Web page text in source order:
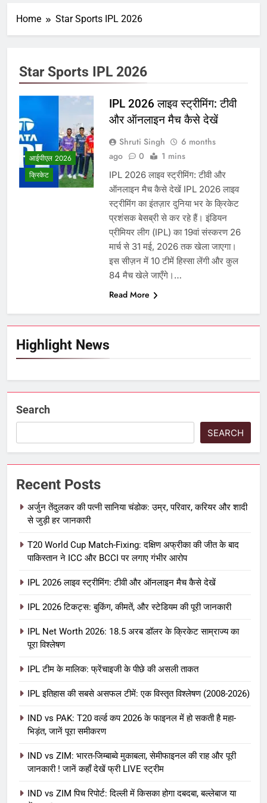
Home Star Sports IPL 2026
Highlight News
Star Sports IPL 2026
आईपीएल 2026
क्रिकेट
IPL 2026 लाइव स्ट्रीमिंग: टीवी
और ऑनलाइन मैच कैसे देखें
Shruti Singh
6 months
ago
0 1 mins
IPL 2026 लाइव स्ट्रीमिंग: टीवी और
ऑनलाइन मैच कैसे देखें IPL 2026 लाइव
स्ट्रीमिंग का इंतज़ार दुनिया भर के क्रिकेट
प्रशंसक बेसब्री से कर रहे हैं। इंडियन
प्रीमियर लीग (IPL) का 19वां संस्करण 26
मार्च से 31 मई, 2026 तक खेला जाएगा।
इस सीज़न में 10 टीमें हिस्सा लेंगी और कुल
84 मैच खेले जाएँगे।…
Read More
Search
SEARCH
Recent Posts
अर्जुन तेंदुलकर की पत्नी सानिया चंडोक: उम्र, परिवार, करियर और शादी
से जुड़ी हर जानकारी
T20 World Cup Match-Fixing: दक्षिण अफ्रीका की जीत के बाद
पाकिस्तान ने ICC और BCCI पर लगाए गंभीर आरोप
IPL 2026 लाइव स्ट्रीमिंग: टीवी और ऑनलाइन मैच कैसे देखें
IPL 2026 टिकट्स: बुकिंग, कीमतें, और स्टेडियम की पूरी जानकारी
IPL Net Worth 2026: 18.5 अरब डॉलर के क्रिकेट साम्राज्य का
पूरा विश्लेषण
IPL टीम के मालिक: फ्रेंचाइजी के पीछे की असली ताकत
IPL इतिहास की सबसे असफल टीमें: एक विस्तृत विश्लेषण (2008-2026)
IND vs PAK: T20 वर्ल्ड कप 2026 के फाइनल में हो सकती है महा-
भिड़ंत, जानें पूरा समीकरण
IND vs ZIM: भारत-जिम्बाब्वे मुकाबला, सेमीफाइनल की राह और पूरी
जानकारी ! जानें कहाँ देखें फ्री LIVE स्ट्रीम
IND vs ZIM पिच रिपोर्ट: दिल्ली में किसका होगा दबदबा, बल्लेबाज या
IPL Net Worth 2026: 18.5 अरब डॉलर
आईपीएल 2026 क्रिकेट
IPL टीम के मालिक: फ्रेंचाइजी के पीछे की
असली ताकत
आईपीएल 2026 क्रिकेट
IPL इतिहास की सबसे असफल टीमें: एक